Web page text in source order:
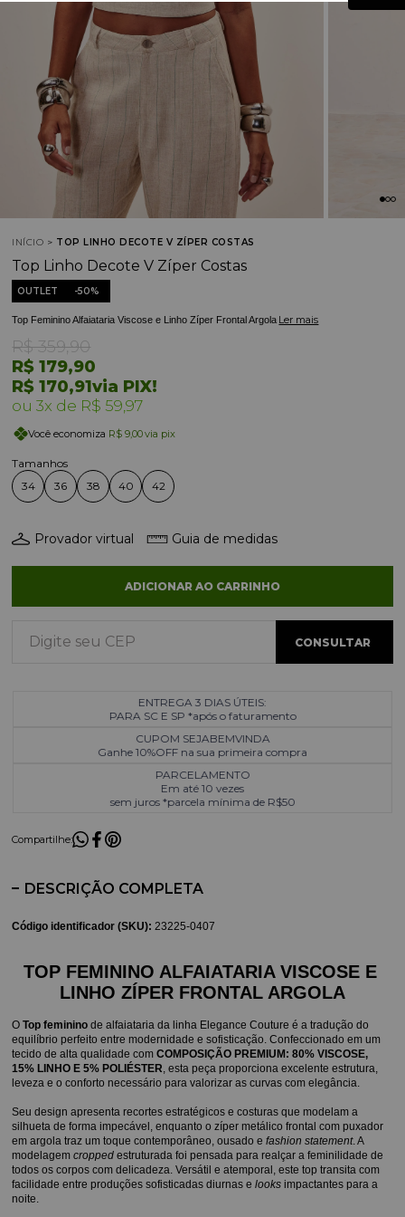
INÍCIO TOP LINHO DECOTE V ZÍPER COSTAS
Top Linho Decote V Zíper Costas
OUTLET 50%
Top Feminino Alfaiataria Viscose e Linho Zíper Frontal Argola Ler mais
R$ 170,91via PIX!
R$ 359,90
R$ 179,90
3x R$ 59,97
Você economiza R$ 9,00via pix
34 36 38 40 42
Provador virtual Guia de medidas
ADICIONAR AO CARRINHO
ENTREGA 3 DIAS ÚTEIS:
PARA SC E SP *após o faturamento
CUPOM SEJABEMVINDA
Ganhe 10%OFF na sua primeira compra
PARCELAMENTO
Em até 10 vezes
sem juros *parcela mínima de R$50
Compartilhe:
DESCRIÇÃO COMPLETA
Código identificador (SKU): 23225-0407
TOP FEMININO ALFAIATARIA VISCOSE E
LINHO ZÍPER FRONTAL ARGOLA
O Top feminino de alfaiataria da linha Elegance Couture é a tradução do
equilíbrio perfeito entre modernidade e sofisticação. Confeccionado em um
tecido de alta qualidade com COMPOSIÇÃO PREMIUM: 80% VISCOSE,
15% LINHO E 5% POLIÉSTER, esta peça proporciona excelente estrutura,
leveza e o conforto necessário para valorizar as curvas com elegância.
Seu design apresenta recortes estratégicos e costuras que modelam a
silhueta de forma impecável, enquanto o zíper metálico frontal com puxador
em argola traz um toque contemporâneo, ousado e fashion statement. A
modelagem cropped estruturada foi pensada para realçar a feminilidade de
todos os corpos com delicadeza. Versátil e atemporal, este top transita com
facilidade entre produções sofisticadas diurnas e looks impactantes para a
noite.